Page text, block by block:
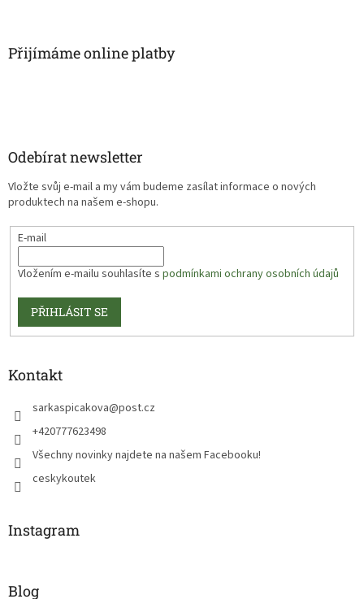
Přijímáme online platby
Odebírat newsletter
Vložte svůj e-mail a my vám budeme zasílat informace o nových
produktech na našem e-shopu.
E-mail
Vložením e-mailu souhlasíte s podmínkami ochrany osobních údajů
PŘIHLÁSIT SE
Kontakt
sarkaspicakova@post.cz
+420777623498
Všechny novinky najdete na našem Facebooku!
ceskykoutek
Instagram
Blog